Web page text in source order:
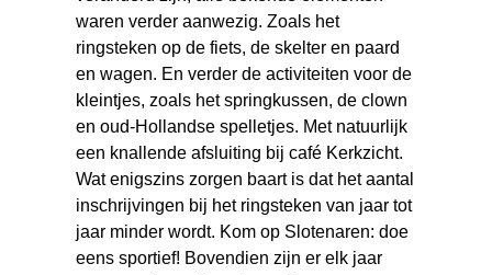
waren verder aanwezig. Zoals het
ringsteken op de fiets, de skelter en paard
en wagen. En verder de activiteiten voor de
kleintjes, zoals het springkussen, de clown
en oud-Hollandse spelletjes. Met natuurlijk
een knallende afsluiting bij café Kerkzicht.
Wat enigszins zorgen baart is dat het aantal
inschrijvingen bij het ringsteken van jaar tot
jaar minder wordt. Kom op Slotenaren: doe
eens sportief! Bovendien zijn er elk jaar